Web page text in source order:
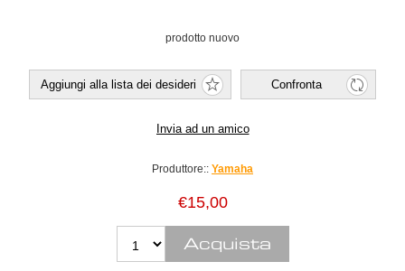
prodotto nuovo
Produttore:: Yamaha
€15,00